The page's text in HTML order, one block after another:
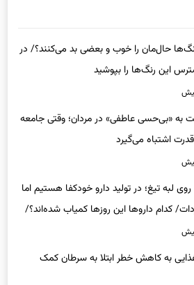
حال‌مان را خوب و بعضی بد می‌کنند؟/ در
این رنگ‌ها را بپوشید
به «بی‌حسی عاطفی» در مردان؛ وقتی جامعه
قدرت اشتباه می‌گیرد
لبه تیغ؛ در تولید دارو خودکفا هستیم اما
کدام داروها این روزها کمیاب شده‌اند؟/
ذخیره دارویی دارد»
به کاهش خطر ابتلا به سرطان کمک